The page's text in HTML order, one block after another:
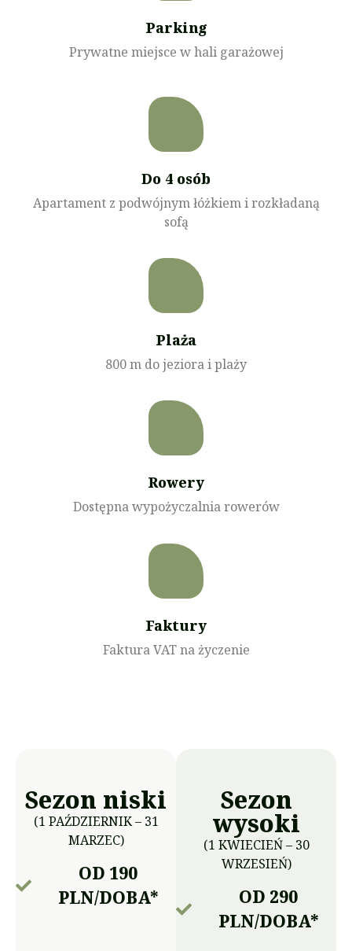
Parking
Prywatne miejsce w hali garażowej
Do 4 osób
Apartament z podwójnym łóżkiem i rozkładaną
sofą
Plaża
800 m do jeziora i plaży
Rowery
Dostępna wypożyczalnia rowerów
Faktury
Faktura VAT na życzenie
Sezon niski
(1 PAŹDZIERNIK – 31
MARZEC)
OD 190
PLN/DOBA*
Sezon
wysoki
(1 KWIECIEŃ – 30
WRZESIEŃ)
OD 290
PLN/DOBA*